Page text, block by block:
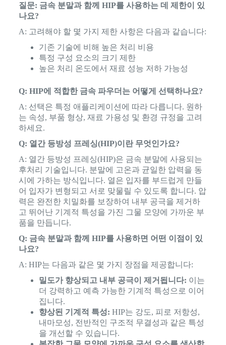
질문: 금속 분말과 함께 HIP를 사용하는 데 제한이 있
나요?
A: 고려해야 할 몇 가지 제한 사항은 다음과 같습니다:
기존 기술에 비해 높은 처리 비용
특정 구성 요소의 크기 제한
높은 처리 온도에서 재료 성능 저하 가능성
Q: HIP에 적합한 금속 파우더는 어떻게 선택하나요?
A: 선택은 특정 애플리케이션에 따라 다릅니다. 원하
는 속성, 부품 형상, 재료 가용성 및 환경 규정을 고려
하세요.
Q: 열간 등방성 프레싱(HIP)이란 무엇인가요?
A: 열간 등방성 프레싱(HIP)은 금속 분말에 사용되는
후처리 기술입니다. 분말에 고온과 균일한 압력을 동
시에 가하는 방식입니다. 열은 입자를 부드럽게 만들
어 입자가 변형되고 서로 맞물릴 수 있도록 합니다. 압
력은 완전한 치밀화를 보장하여 내부 공극을 제거하
고 뛰어난 기계적 특성을 가진 그물 모양에 가까운 부
품을 만듭니다.
Q: 금속 분말과 함께 HIP를 사용하면 어떤 이점이 있
나요?
A: HIP는 다음과 같은 몇 가지 장점을 제공합니다:
밀도가 향상되고 내부 공극이 제거됩니다: 이는
더 강력하고 예측 가능한 기계적 특성으로 이어
집니다.
향상된 기계적 특성: HIP는 강도, 피로 저항성,
내마모성, 전반적인 구조적 무결성과 같은 특성
을 개선할 수 있습니다.